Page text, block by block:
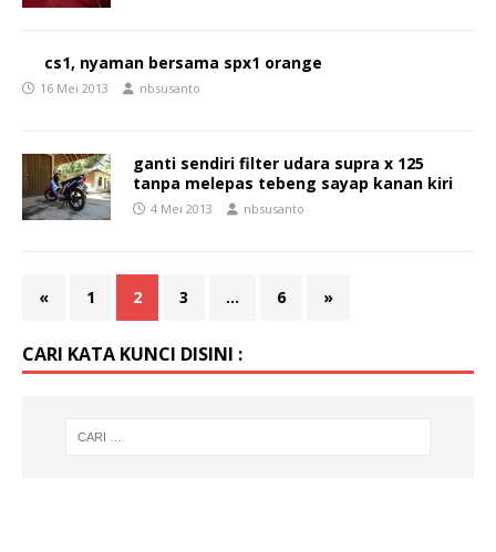
cs1, nyaman bersama spx1 orange
16 Mei 2013 nbsusanto
ganti sendiri filter udara supra x 125
tanpa melepas tebeng sayap kanan kiri
4 Mei 2013 nbsusanto
« 1 2 3 … 6 »
CARI KATA KUNCI DISINI :